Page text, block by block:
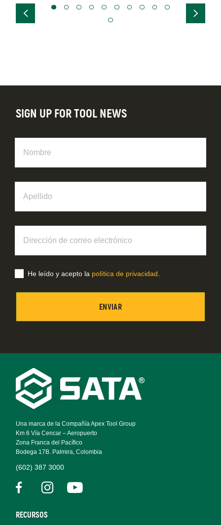
Footer
Navigation
Una marca de la Compañía Apex Tool Group
Km 6 Vía Cencar – Aeropuerto
Zona Franca del Pacífico
Bodega 17B. Palmira, Colombia
(602) 387 3000
RECURSOS
SIGN UP FOR TOOL NEWS
correo
electrónico
He leído y acepto la política de privacidad